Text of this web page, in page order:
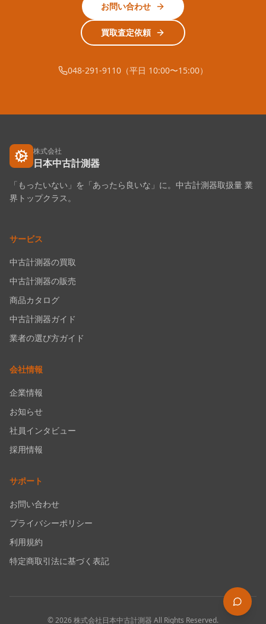
お問い合わせ
買取査定依頼
048-291-9110（平日 10:00〜15:00）
株式会社
日本中古計測器
「もったいない」を「あったら良いな」に。中古計測器取扱量 業
界トップクラス。
サービス
中古計測器の買取
中古計測器の販売
商品カタログ
中古計測器ガイド
業者の選び方ガイド
会社情報
企業情報
お知らせ
社員インタビュー
採用情報
サポート
お問い合わせ
プライバシーポリシー
利用規約
特定商取引法に基づく表記
©2026株式会社日本中古計測器 All Rights Reserved.